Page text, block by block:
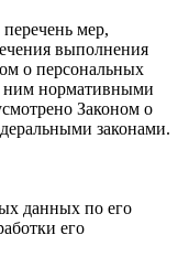
мер,
выполнения
о персональных
ним нормативными
Законом о
законами.
данных по его
его